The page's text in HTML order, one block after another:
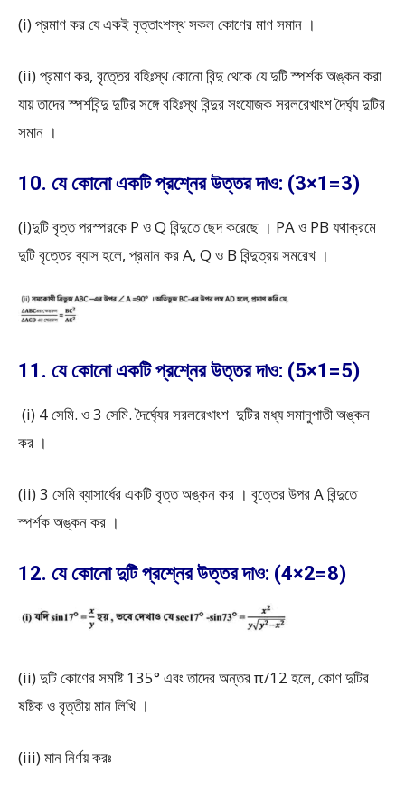
(i) প্রমাণ কর যে একই বৃত্তাংশস্থ সকল কোণের মাণ সমান ।
(ii) প্রমাণ কর, বৃত্তের বহিঃস্থ কোনো বিন্দু থেকে যে দুটি স্পর্শক অঙ্কন করা
যায় তাদের স্পর্শবিন্দু দুটির সঙ্গে বহিঃস্থ বিন্দুর সংযোজক সরলরেখাংশ দৈর্ঘ্য দুটির
সমান ।
10. যে কোনো একটি প্রশ্নের উত্তর দাও: (3×1=3)
(i)দুটি বৃত্ত পরস্পরকে P ও Q বিন্দুতে ছেদ করেছে । PA ও PB যথাক্রমে
দুটি বৃত্তের ব্যাস হলে, প্রমান কর A, Q ও B বিন্দুত্রয় সমরেখ ।
11. যে কোনো একটি প্রশ্নের উত্তর দাও: (5×1=5)
(i) 4 সেমি. ও 3 সেমি. দৈর্ঘ্যের সরলরেখাংশ দুটির মধ্য সমানুপাতী অঙ্কন
কর ।
(ii) 3 সেমি ব্যাসার্ধের একটি বৃত্ত অঙ্কন কর । বৃত্তের উপর A বিন্দুতে
স্পর্শক অঙ্কন কর ।
12. যে কোনো দুটি প্রশ্নের উত্তর দাও: (4×2=8)
(ii) দুটি কোণের সমষ্টি 135° এবং তাদের অন্তর π/12 হলে, কোণ দুটির
ষষ্টিক ও বৃত্তীয় মান লিখি ।
(iii) মান নির্ণয় করঃ